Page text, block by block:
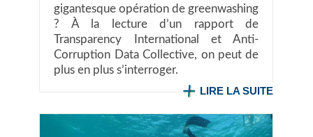
gigantesque opération de greenwashing
? À la lecture d’un rapport de
Transparency International et Anti-
Corruption Data Collective, on peut de
plus en plus s’interroger.
LIRE LA SUITE